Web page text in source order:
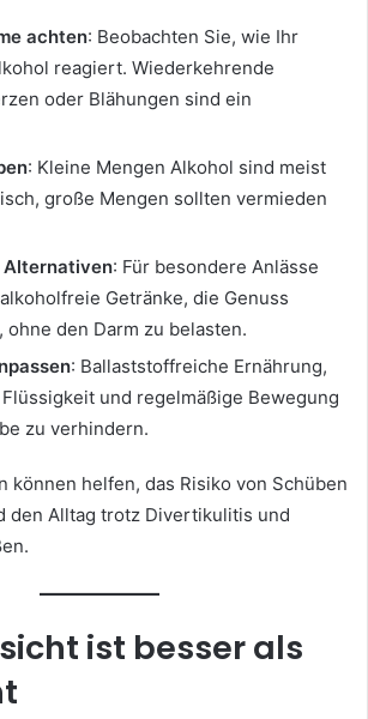
achten: Beobachten Sie, wie Ihr
reagiert. Wiederkehrende
oder Blähungen sind ein
: Kleine Mengen Alkohol sind meist
große Mengen sollten vermieden
: Für besondere Anlässe
Getränke, die Genuss
ohne den Darm zu belasten.
: Ballaststoffreiche Ernährung,
und regelmäßige Bewegung
zu verhindern.
können helfen, das Risiko von Schüben
den Alltag trotz Divertikulitis und
ist besser als